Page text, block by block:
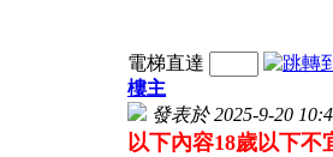
電梯直達
樓主
發表於 2025-9-20
以下內容18歲以下